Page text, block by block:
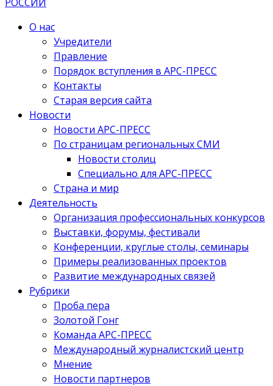
О нас
Учредители
Правление
Порядок вступления в АРС-ПРЕСС
Контакты
Старая версия сайта
Новости
Новости АРС-ПРЕСС
По страницам региональных СМИ
Новости столиц
Специально для АРС-ПРЕСС
Страна и мир
Деятельность
Организация профессиональных конкурсов
Выставки, форумы, фестивали
Конференции, круглые столы, семинары
Примеры реализованных проектов
Развитие международных связей
Рубрики
Проба пера
Золотой Гонг
Команда АРС-ПРЕСС
Международный журналистский центр
Мнение
Новости партнеров